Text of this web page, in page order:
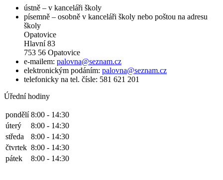
ústně – v kanceláři školy
písemně – osobně v kanceláři školy nebo poštou na adresu
školy
Opatovice
Hlavní 83
753 56 Opatovice
e-mailem: palovna@seznam.cz
elektronickým podáním: palovna@seznam.cz
telefonicky na tel. čísle: 581 621 201
Úřední hodiny
pondělí 8:00 - 14:30
úterý
8:00 - 14:30
středa
8:00 - 14:30
čtvrtek 8:00 - 14:30
pátek
8:00 - 14:30